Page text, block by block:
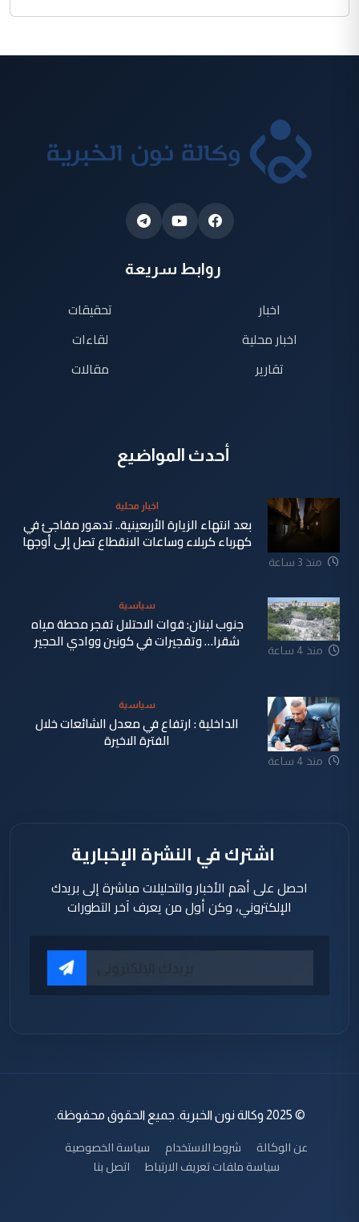
روابط سريعة
اخبار
اخبار محلية
تقارير
تحقيقات
لقاءات
مقالات
أحدث المواضيع
منذ 3 ساعة
اخبار محلية
بعد انتهاء الزيارة الأربعينية.. تدهور مفاجئ في
كهرباء كربلاء وساعات الانقطاع تصل إلى أوجها
منذ 4 ساعة
سياسية
جنوب لبنان: قوات الاحتلال تفجر محطة مياه
شقرا… وتفجيرات في كونين ووادي الحجير
منذ 4 ساعة
سياسية
الداخلية : ارتفاع في معدل الشائعات خلال
الفترة الاخيرة
اشترك في النشرة الإخبارية
احصل على أهم الأخبار والتحليلات مباشرة إلى بريدك
الإلكتروني، وكن أول من يعرف آخر التطورات
© 2025 وكالة نون الخبرية. جميع الحقوق محفوظة.
عن الوكالة شروط الاستخدام
سياسة الخصوصية
سياسة ملفات تعريف الارتباط
اتصل بنا